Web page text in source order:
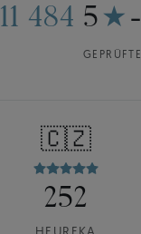
11 484 5 ★
🇨🇿
252